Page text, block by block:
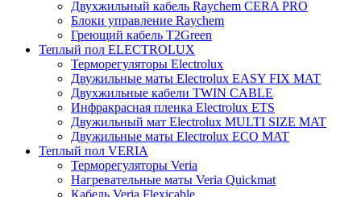
Двухжильный кабель Raychem CERA PRO
Блоки управление Raychem
Греющий кабель T2Green
Теплый пол ELECTROLUX
Терморегуляторы Electrolux
Двужильные маты Electrolux EASY FIX MAT
Двухжильные кабели TWIN CABLE
Инфракрасная пленка Electrolux ETS
Двужильный мат Electrolux MULTI SIZE MAT
Двужильные маты Electrolux ECO MAT
Теплый пол VERIA
Терморегуляторы Veria
Нагревательные маты Veria Quickmat
Кабель Veria Flexicable